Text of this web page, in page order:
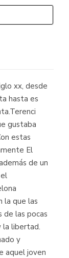
xx, desde
hasta es
gustaba
estas
El
de un
la que las
de las pocas
la libertad.
y
aquel joven